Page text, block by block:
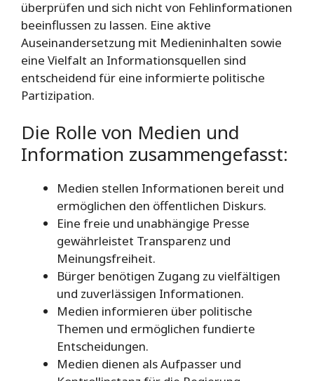
überprüfen und sich nicht von Fehlinformationen
beeinflussen zu lassen. Eine aktive
Auseinandersetzung mit Medieninhalten sowie
eine Vielfalt an Informationsquellen sind
entscheidend für eine informierte politische
Partizipation.
Die Rolle von Medien und
Information zusammengefasst:
Medien stellen Informationen bereit und
ermöglichen den öffentlichen Diskurs.
Eine freie und unabhängige Presse
gewährleistet Transparenz und
Meinungsfreiheit.
Bürger benötigen Zugang zu vielfältigen
und zuverlässigen Informationen.
Medien informieren über politische
Themen und ermöglichen fundierte
Entscheidungen.
Medien dienen als Aufpasser und